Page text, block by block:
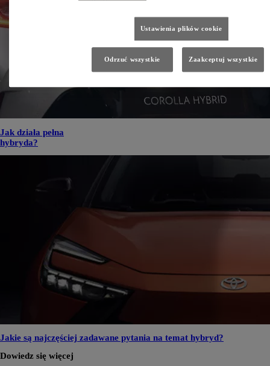
Jak działa pełna
hybryda?
Jakie są najczęściej zadawane pytania na temat hybryd?
Dowiedz się więcej
Ustawienia plików cookie
Odrzuć wszystkie Zaakceptuj wszystkie